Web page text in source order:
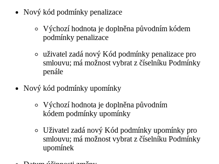
Nový kód podmínky penalizace
Výchozí hodnota je doplněna původním kódem
podmínky penalizace
uživatel zadá nový Kód podmínky penalizace pro
smlouvu; má možnost vybrat z číselníku Podmínky
penále
Nový kód podmínky upomínky
Výchozí hodnota je doplněna původním
kódem podmínky upomínky
Uživatel zadá nový Kód podmínky upomínky pro
smlouvu; má možnost vybrat z číselníku Podmínky
upomínek